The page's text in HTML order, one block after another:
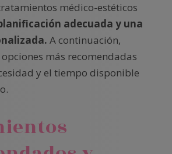
médico-estéticos
adecuada y una
A continuación,
más recomendadas
y el tiempo disponible